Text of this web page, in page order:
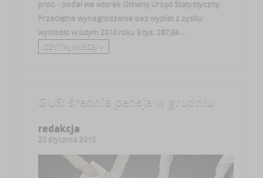
proc. - podał we wtorek Główny Urząd Statystyczny.
Przeciętne wynagrodzenie bez wypłat z zysku
wyniosło w lutym 2010 roku 3 tys. 287,84 ...
CZYTAJ WIĘCEJ +
GUS: średnia pensja w grudniu
redakcja
20 stycznia 2010